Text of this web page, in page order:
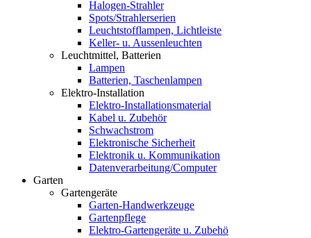
Halogen-Strahler
Spots/Strahlerserien
Leuchtstofflampen, Lichtleiste
Keller- u. Aussenleuchten
Leuchtmittel, Batterien
Lampen
Batterien, Taschenlampen
Elektro-Installation
Elektro-Installationsmaterial
Kabel u. Zubehör
Schwachstrom
Elektronische Sicherheit
Elektronik u. Kommunikation
Datenverarbeitung/Computer
Garten
Gartengeräte
Garten-Handwerkzeuge
Gartenpflege
Elektro-Gartengeräte u. Zubehö